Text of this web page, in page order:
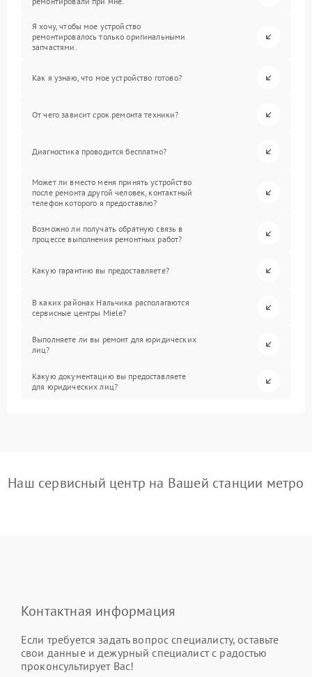
Я хочу, чтобы мое устройство
ремонтировалось только оригинальными
запчастями.
Как я узнаю, что мое устройство готово?
От чего зависит срок ремонта техники?
Диагностика проводится бесплатно?
Может ли вместо меня принять устройство
после ремонта другой человек, контактный
телефон которого я предоставлю?
Возможно ли получать обратную связь в
процессе выполнения ремонтных работ?
Какую гарантию вы предоставляете?
В каких районах Нальчика располагаются
сервисные центры Miele?
Выполняете ли вы ремонт для юридических
лиц?
Какую документацию вы предоставляете
для юридических лиц?
Наш сервисный центр на Вашей станции метро
Контактная информация
Если требуется задать вопрос специалисту, оставьте
свои данные и дежурный специалист с радостью
проконсультирует Вас!